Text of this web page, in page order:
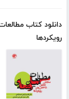
دانلود کتاب
رویکردها